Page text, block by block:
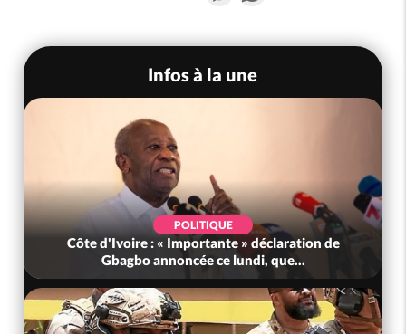
Infos à la une
POLITIQUE
Côte d'Ivoire : « Importante » déclaration de
Gbagbo annoncée ce lundi, que...